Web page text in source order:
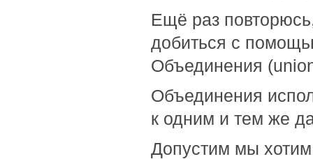
Ещё раз
добиться с
Объединения
Объединения
к одним и тем же
Допустим мы хотим